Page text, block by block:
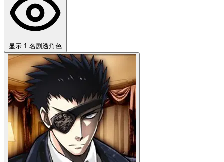
显示 1 名剧透角色